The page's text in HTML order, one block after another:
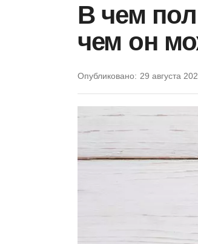
В чем
чем он
Опубликовано: 29 августа